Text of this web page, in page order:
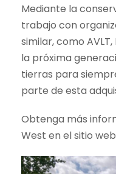
Mediante la
trabajo con
similar, como
la próxima
tierras para
parte de esta
Obtenga más
West en el sitio